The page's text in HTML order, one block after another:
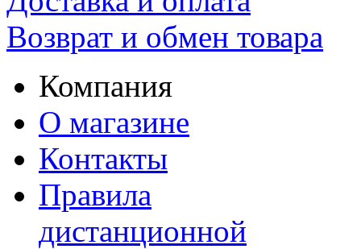
Возврат и обмен товара
Компания
О магазине
Контакты
Правила
дистанционной